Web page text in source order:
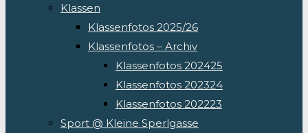
Klassen
Klassenfotos 2025/26
Klassenfotos – Archiv
Klassenfotos 202425
Klassenfotos 202324
Klassenfotos 202223
Sport @ Kleine Sperlgasse